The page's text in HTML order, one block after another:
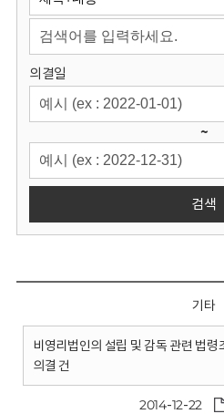
회
의결일
~
검색
기타
비영리법인의 설립 및 감독 관련 법령
의결 건
2014-12-22